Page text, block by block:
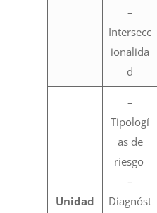
–
Intersecc
ionalida
d
Unidad
–
Tipologí
as de
riesgo
–
Diagnóst